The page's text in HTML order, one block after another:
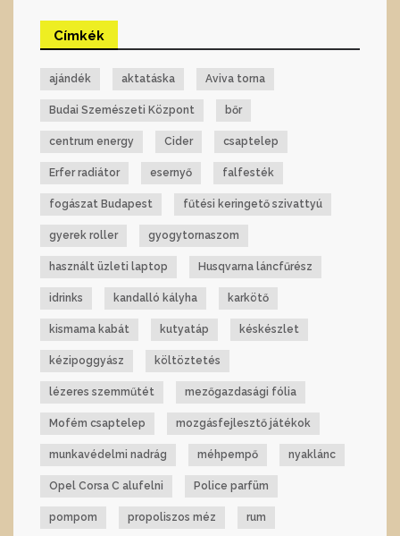
Címkék
ajándék aktatáska Aviva torna
Budai Szemészeti Központ bőr
centrum energy Cider csaptelep
Erfer radiátor esernyő falfesték
fogászat Budapest fűtési keringető szivattyú
gyerek roller gyogytornaszom
használt üzleti laptop Husqvarna láncfűrész
idrinks kandalló kályha karkötő
kismama kabát kutyatáp késkészlet
kézipoggyász költöztetés
lézeres szemműtét mezőgazdasági fólia
Mofém csaptelep mozgásfejlesztő játékok
munkavédelmi nadrág méhpempő nyaklánc
Opel Corsa C alufelni Police parfüm
pompom propoliszos méz rum